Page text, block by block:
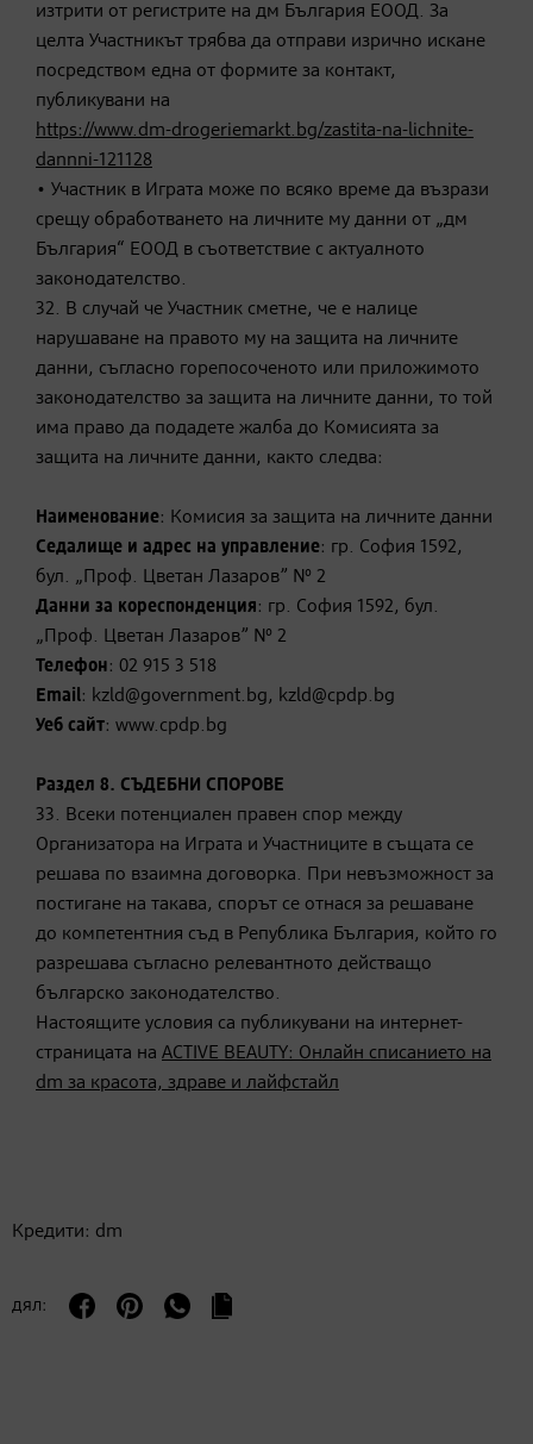
изтрити от регистрите на дм България ЕООД. За
целта Участникът трябва да отправи изрично искане
посредством една от формите за контакт,
публикувани на
https://www.dm-drogeriemarkt.bg/zastita-na-lichnite-
dannni-121128
• Участник в Играта може по всяко време да възрази
срещу обработването на личните му данни от „дм
България“ ЕООД в съответствие с актуалното
законодателство.
32. В случай че Участник сметне, че е налице
нарушаване на правото му на защита на личните
данни, съгласно горепосоченото или приложимото
законодателство за защита на личните данни, то той
има право да подадете жалба до Комисията за
защита на личните данни, както следва:
Наименование: Комисия за защита на личните данни
Седалище и адрес на управление: гр. София 1592,
бул. „Проф. Цветан Лазаров” № 2
Данни за кореспонденция: гр. София 1592, бул.
„Проф. Цветан Лазаров” № 2
Телефон: 02 915 3 518
Email: kzld@government.bg, kzld@cpdp.bg
Уеб сайт: www.cpdp.bg
Раздел 8. СЪДЕБНИ СПОРОВЕ
33. Всеки потенциален правен спор между
Организатора на Играта и Участниците в същата се
решава по взаимна договорка. При невъзможност за
постигане на такава, спорът се отнася за решаване
до компетентния съд в Република България, който го
разрешава съгласно релевантното действащо
българско законодателство.
Настоящите условия са публикувани на интернет-
страницата на ACTIVE BEAUTY: Онлайн списанието на
dm за красота, здраве и лайфстайл
Кредити: dm
дял: